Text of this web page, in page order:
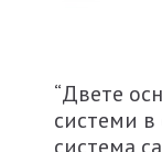
“Двете
системи